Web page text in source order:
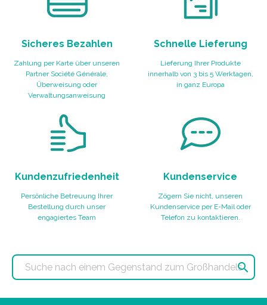
Sicheres Bezahlen
Zahlung per Karte über unseren
Partner Société Générale,
Überweisung oder
Verwaltungsanweisung
Schnelle Lieferung
Lieferung Ihrer Produkte
innerhalb von 3 bis 5 Werktagen,
in ganz Europa
Kundenzufriedenheit
Persönliche Betreuung Ihrer
Bestellung durch unser
engagiertes Team
Kundenservice
Zögern Sie nicht, unseren
Kundenservice per E-Mail oder
Telefon zu kontaktieren.
